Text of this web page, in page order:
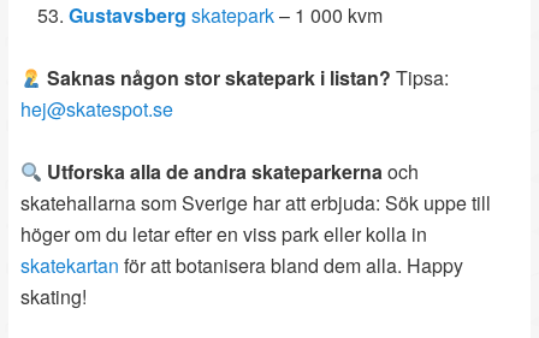
Gustavsberg skatepark– 1 000 kvm
Saknas någon stor skatepark i listan? Tipsa:
hej@skatespot.se
Utforska alla de andra skateparkernaoch
skatehallarna som Sverige har att erbjuda: Sök uppe till
höger om du letar efter en viss park eller kolla in
skatekartan för att botanisera bland dem alla. Happy
skating!